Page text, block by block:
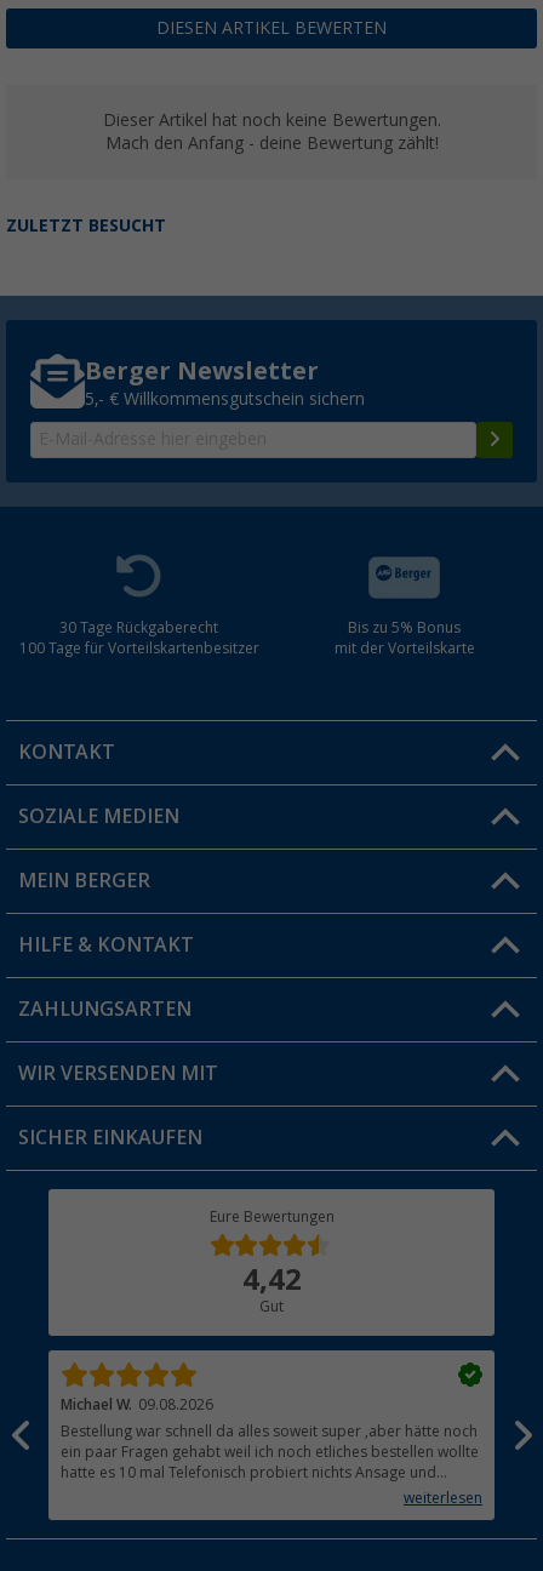
DIESEN ARTIKEL BEWERTEN
Dieser Artikel hat noch keine Bewertungen.
Mach den Anfang - deine Bewertung zählt!
ZULETZT BESUCHT
Berger Newsletter
5,- € Willkommensgutschein sichern
30 Tage Rückgaberecht
100 Tage für Vorteilskartenbesitzer
Bis zu 5% Bonus
mit der Vorteilskarte
KONTAKT
Du hast eine Frage?
Filiale finden
SOZIALE MEDIEN
MEIN BERGER
Vorteilskarte
Blog
Jobs & Karriere
HILFE & KONTAKT
FAQ & Kontakt
Versandinformationen
Rücksendung
ZAHLUNGSARTEN
WIR VERSENDEN MIT
SICHER EINKAUFEN
Eure Bewertungen
4,42
Gut
Michael W. 09.08.2026
Bestellung war schnell da alles soweit super ,aber hätte noch
ein paar Fragen gehabt weil ich noch etliches bestellen wollte
hatte es 10 mal Telefonisch probiert nichts Ansage und
weiterlesen
Ich